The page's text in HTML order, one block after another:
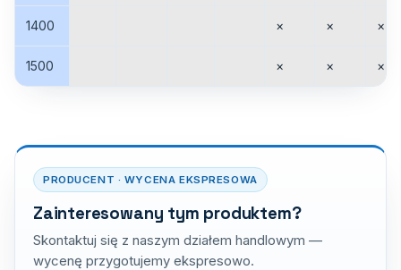
1400 × × ×
1500 × × ×
PRODUCENT · WYCENA EKSPRESOWA
Zainteresowany tym produktem?
Skontaktuj się z naszym działem handlowym —
wycenę przygotujemy ekspresowo.